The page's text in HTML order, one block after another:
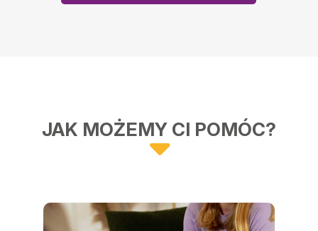
JAK MOŻEMY CI POMÓC?